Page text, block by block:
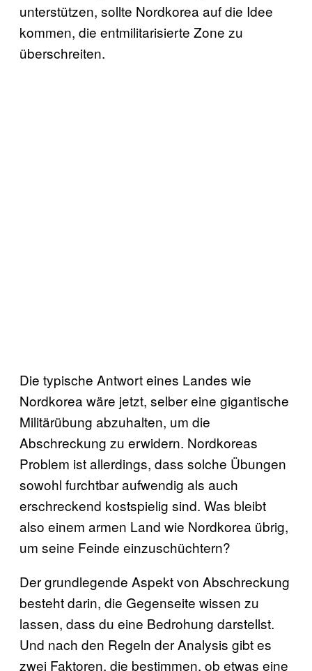
unterstützen, sollte Nordkorea auf die Idee
kommen, die entmilitarisierte Zone zu
überschreiten.
Die typische Antwort eines Landes wie
Nordkorea wäre jetzt, selber eine gigantische
Militärübung abzuhalten, um die
Abschreckung zu erwidern. Nordkoreas
Problem ist allerdings, dass solche Übungen
sowohl furchtbar aufwendig als auch
erschreckend kostspielig sind. Was bleibt
also einem armen Land wie Nordkorea übrig,
um seine Feinde einzuschüchtern?
Der grundlegende Aspekt von Abschreckung
besteht darin, die Gegenseite wissen zu
lassen, dass du eine Bedrohung darstellst.
Und nach den Regeln der Analysis gibt es
zwei Faktoren, die bestimmen, ob etwas eine